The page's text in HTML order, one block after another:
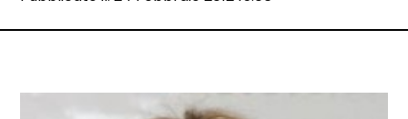
Dettagli articolo